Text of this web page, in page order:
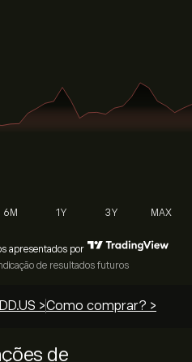
6M 1Y 3Y MAX
apresentados por
de resultados futuros
>Como comprar? >
de